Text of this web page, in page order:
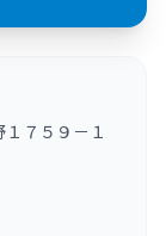
７５９－１